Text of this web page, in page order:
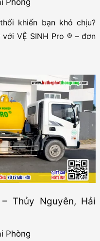
khiến bạn khó chịu?
VỆ SINH Pro ® – đơn
Thủy Nguyên, Hải
Phòng